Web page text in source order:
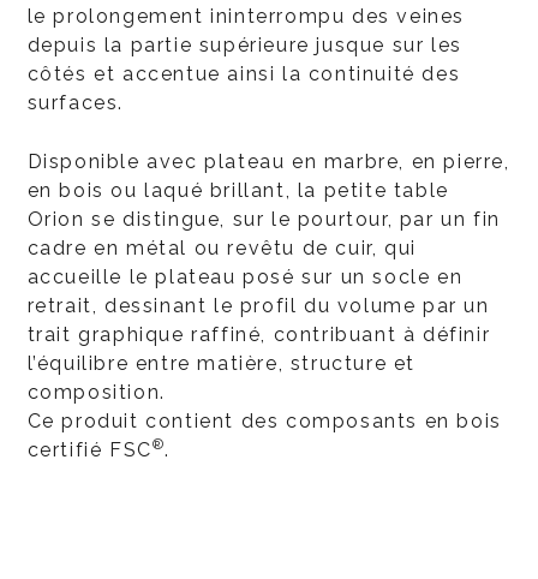
le prolongement ininterrompu des veines
depuis la partie supérieure jusque sur les
côtés et accentue ainsi la continuité des
surfaces.
Disponible avec plateau en marbre, en pierre,
en bois ou laqué brillant, la petite table
Orion se distingue, sur le pourtour, par un fin
cadre en métal ou revêtu de cuir, qui
accueille le plateau posé sur un socle en
retrait, dessinant le profil du volume par un
trait graphique raffiné, contribuant à définir
l’équilibre entre matière, structure et
composition.
Ce produit contient des composants en bois
certifié FSC®.